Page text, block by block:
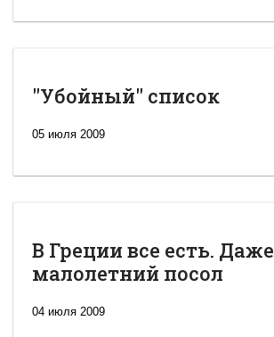
"Убойный" список
05 июля 2009
В Греции все есть. Даже
малолетний посол
04 июля 2009